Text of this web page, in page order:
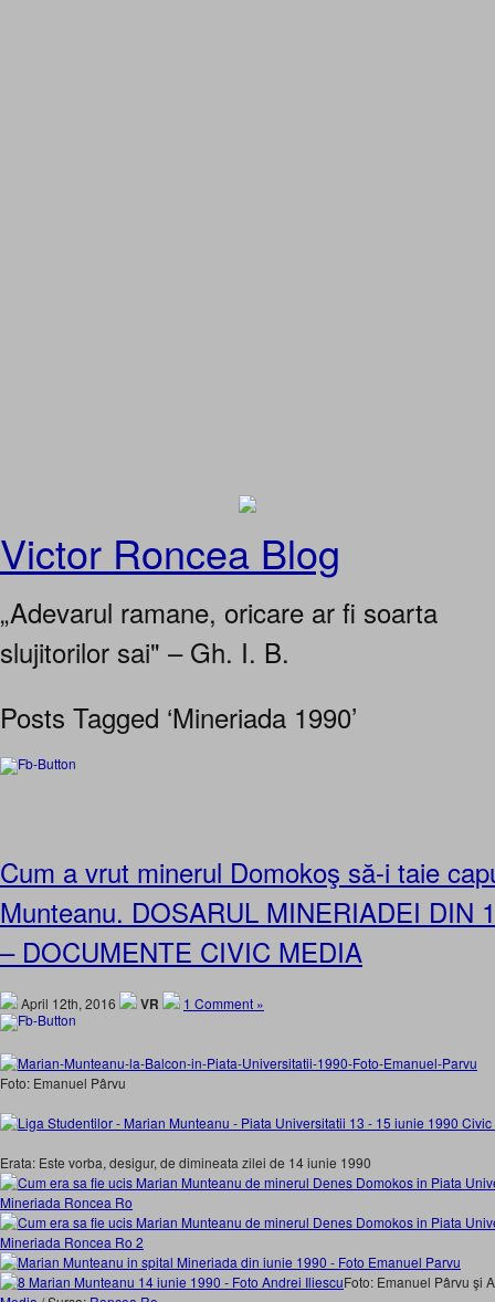
Victor Roncea Blog
„Adevarul ramane, oricare ar fi soarta
slujitorilor sai" – Gh. I. B.
Posts Tagged ‘Mineriada 1990’
Cum a vrut minerul Domokoş să-i taie
Munteanu. DOSARUL MINERIADEI DIN
– DOCUMENTE CIVIC MEDIA
April 12th, 2016 VR 1 Comment »
Foto: Emanuel Pârvu
Erata: Este vorba, desigur, de dimineata zilei de 14 iunie 1990
Foto: Emanuel Pârvu şi